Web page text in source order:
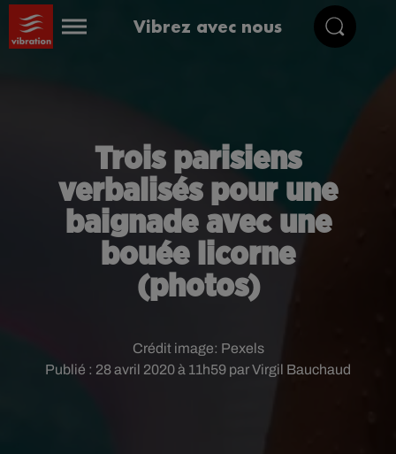
Vibrez avec nous
Trois parisiens
verbalisés pour une
baignade avec une
bouée licorne
(photos)
Publié : 28 avril 2020 à 11h59 par Virgil Bauchaud
Crédit image: Pexels